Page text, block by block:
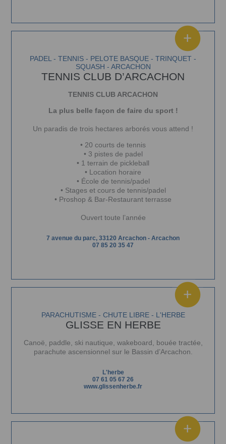
PADEL - TENNIS - PELOTE BASQUE - TRINQUET -
SQUASH - ARCACHON
TENNIS CLUB D’ARCACHON
TENNIS CLUB ARCACHON
La plus belle façon de faire du sport !
Un paradis de trois hectares arborés vous attend !
• 20 courts de tennis
• 3 pistes de padel
• 1 terrain de pickleball
• Location horaire
• École de tennis/padel
• Stages et cours de tennis/padel
• Proshop & Bar-Restaurant terrasse
Ouvert toute l’année
7 avenue du parc, 33120 Arcachon - Arcachon
07 85 20 35 47
PARACHUTISME - CHUTE LIBRE - L'HERBE
GLISSE EN HERBE
Canoë, paddle, ski nautique, wakeboard, bouée tractée,
parachute ascensionnel sur le Bassin d’Arcachon.
L'herbe
07 61 05 67 26
www.glissenherbe.fr